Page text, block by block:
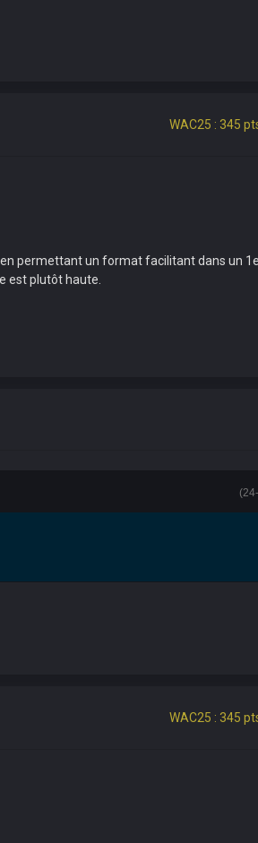
WAC25 : 345
permettant un format facilitant dans un
est plutôt haute.
WAC25 : 345